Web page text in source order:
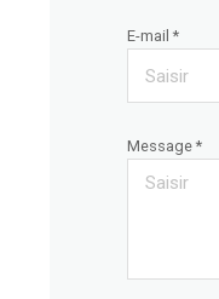
E-mail *
Message *